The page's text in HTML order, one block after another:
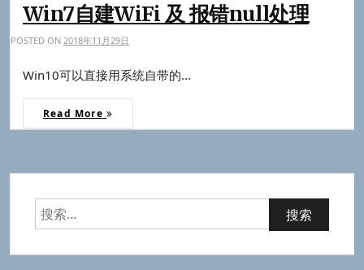
Win7自建WiFi 及 报错null处理
POSTED ON 2018年11月29日
Win10可以直接用系统自带的...
Read More
搜
索：